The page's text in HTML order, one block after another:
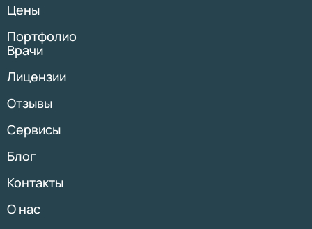
Цены
Портфолио
Врачи
Лицензии
Отзывы
Сервисы
Блог
Контакты
О нас